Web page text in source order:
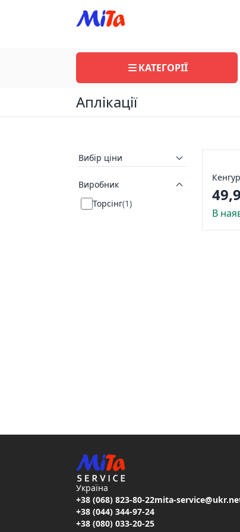
КАТЕГОРІЇ
Аплікації
Вибір ціни
Виробник
Торсінг(1)
В
Україна
+38 (068) 823-80-22
+38 (044) 344-97-24
+38 (080) 033-20-25
mita-